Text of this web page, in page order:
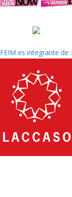
FEIM es integrante de :